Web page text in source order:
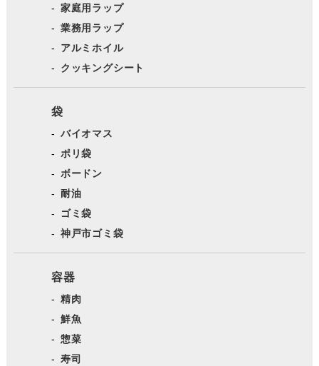
家庭用ラップ
業務用ラップ
アルミホイル
クッキングシート
袋
バイオマス
ポリ袋
ボードン
耐油
ゴミ袋
神戸市ゴミ袋
容器
精肉
鮮魚
惣菜
寿司